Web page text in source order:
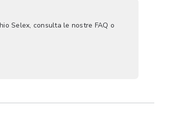
Selex, consulta le nostre FAQ o